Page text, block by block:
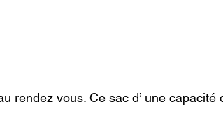
rendez vous. Ce sac d’ une capacité